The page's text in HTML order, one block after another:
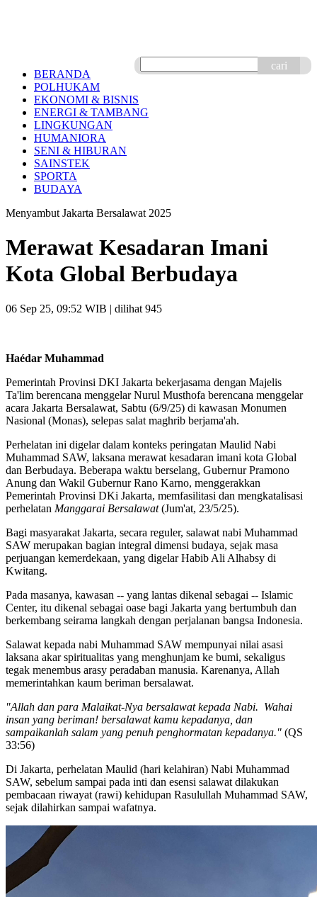
cari
BERANDA
POLHUKAM
EKONOMI & BISNIS
ENERGI & TAMBANG
LINGKUNGAN
HUMANIORA
SENI & HIBURAN
SAINSTEK
SPORTA
BUDAYA
Menyambut Jakarta Bersalawat 2025
Merawat Kesadaran Imani
Kota Global Berbudaya
06 Sep 25, 09:52 WIB | dilihat 945
Haédar Muhammad
Pemerintah Provinsi DKI Jakarta bekerjasama dengan Majelis
Ta'lim berencana menggelar Nurul Musthofa berencana menggelar
acara Jakarta Bersalawat, Sabtu (6/9/25) di kawasan Monumen
Nasional (Monas), selepas salat maghrib berjama'ah.
Perhelatan ini digelar dalam konteks peringatan Maulid Nabi
Muhammad SAW, laksana merawat kesadaran imani kota Global
dan Berbudaya. Beberapa waktu berselang, Gubernur Pramono
Anung dan Wakil Gubernur Rano Karno, menggerakkan
Pemerintah Provinsi DKi Jakarta, memfasilitasi dan mengkatalisasi
perhelatan Manggarai Bersalawat(Jum'at, 23/5/25).
Bagi masyarakat Jakarta, secara reguler, salawat nabi Muhammad
SAW merupakan bagian integral dimensi budaya, sejak masa
perjuangan kemerdekaan, yang digelar Habib Ali Alhabsy di
Kwitang.
Pada masanya, kawasan -- yang lantas dikenal sebagai -- Islamic
Center, itu dikenal sebagai oase bagi Jakarta yang bertumbuh dan
berkembang seirama langkah dengan perjalanan bangsa Indonesia.
Salawat kepada nabi Muhammad SAW mempunyai nilai asasi
laksana akar spiritualitas yang menghunjam ke bumi, sekaligus
tegak menembus arasy peradaban manusia. Karenanya, Allah
memerintahkan kaum beriman bersalawat.
"Allah dan para Malaikat-Nya bersalawat kepada Nabi. Wahai
insan yang beriman! bersalawat kamu kepadanya, dan
sampaikanlah salam yang penuh penghormatan kepadanya." (QS
33:56)
Di Jakarta, perhelatan Maulid (hari kelahiran) Nabi Muhammad
SAW, sebelum sampai pada inti dan esensi salawat dilakukan
pembacaan riwayat (rawi) kehidupan Rasulullah Muhammad SAW,
sejak dilahirkan sampai wafatnya.